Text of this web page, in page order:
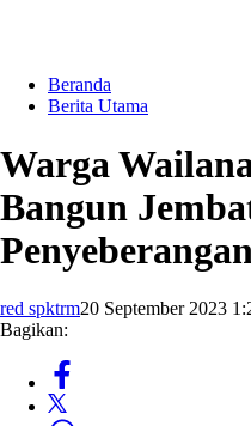
Beranda
Berita Utama
Warga
Bangun
red spktrm20 September 2023
Bagikan: